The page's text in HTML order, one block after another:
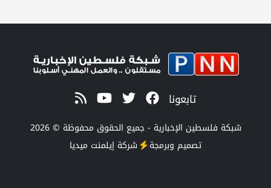
تابعونا
شبكة فلسطين الإخبارية - جميع الحقوق محفوظة © 2026
تصميم وبرمجة شركة إيلمنت ميديا